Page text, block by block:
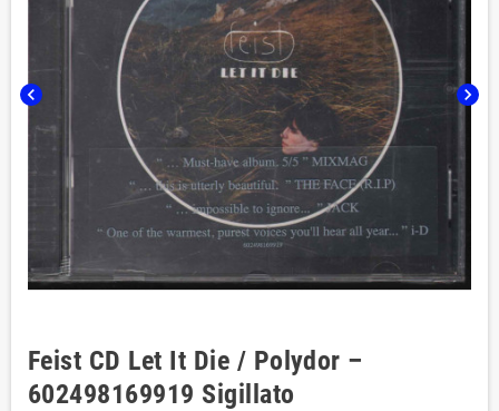
chevron_left chevron_right
Feist ‎CD Let It Die / Polydor ‎–
602498169919 Sigillato